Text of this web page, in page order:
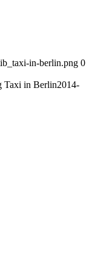
in-berlin.png 0
Taxi in Berlin2014-